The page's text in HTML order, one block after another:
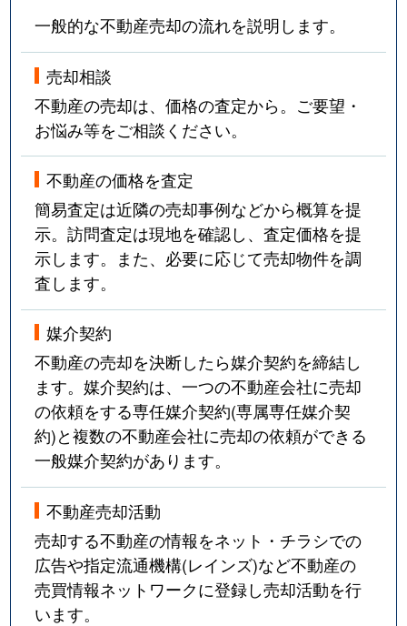
一般的な不動産売却の流れを説明します。
売却相談
不動産の売却は、価格の査定から。ご要望・
お悩み等をご相談ください。
不動産の価格を査定
簡易査定は近隣の売却事例などから概算を提
示。訪問査定は現地を確認し、査定価格を提
示します。また、必要に応じて売却物件を調
査します。
媒介契約
不動産の売却を決断したら媒介契約を締結し
ます。媒介契約は、一つの不動産会社に売却
の依頼をする専任媒介契約(専属専任媒介契
約)と複数の不動産会社に売却の依頼ができる
一般媒介契約があります。
不動産売却活動
売却する不動産の情報をネット・チラシでの
広告や指定流通機構(レインズ)など不動産の
売買情報ネットワークに登録し売却活動を行
います。